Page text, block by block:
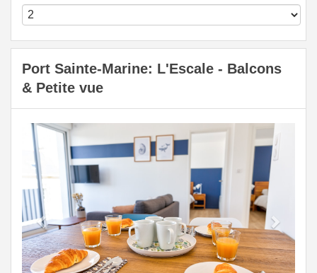
Port Sainte-Marine: L'Escale - Balcons
& Petite vue
Previous Next